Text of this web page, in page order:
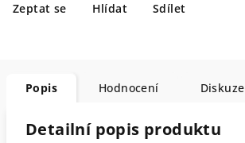
Zeptat se Hlídat Sdílet
Popis Hodnocení Diskuze
Detailní popis produktu